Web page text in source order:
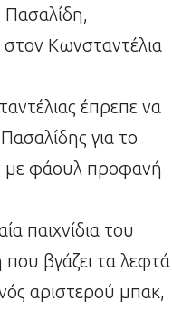
Πασαλίδη,
στον Κωνσταντέλια
έπρεπε να
για το
με φάουλ προφανή
παιχνίδια του
βγάζει τα λεφτά
αριστερού μπακ,